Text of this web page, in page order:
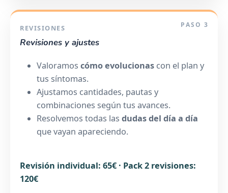
PASO 3
REVISIONES
Revisiones y ajustes
Valoramos cómo evolucionascon el plan y
tus síntomas.
Ajustamos cantidades, pautas y
combinaciones según tus avances.
Resolvemos todas las dudas del día a día
que vayan apareciendo.
Revisión individual: 65€ · Pack 2 revisiones:
120€